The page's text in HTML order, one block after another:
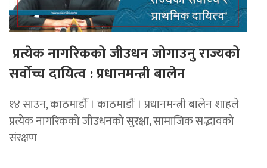
प्रत्येक नागरिकको जीउधन जोगाउनु राज्यको
सर्वोच्च दायित्व : प्रधानमन्त्री बालेन
१४ साउन, काठमाडौँ । काठमाडौं । प्रधानमन्त्री बालेन शाहले
प्रत्येक नागरिकको जीउधनको सुरक्षा, सामाजिक सद्भावको
संरक्षण